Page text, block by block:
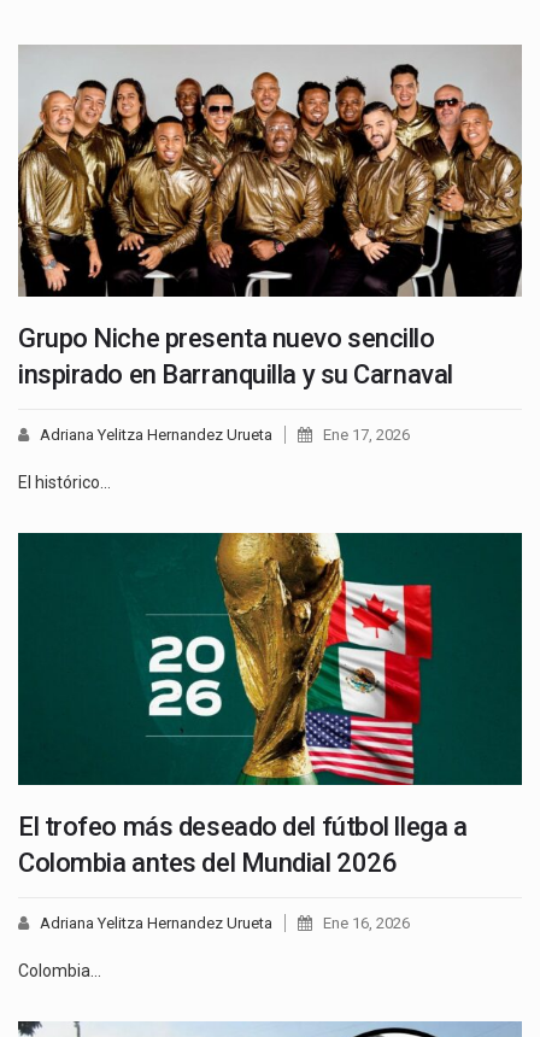
Grupo Niche presenta nuevo sencillo
inspirado en Barranquilla y su Carnaval
Adriana Yelitza Hernandez Urueta Ene 17, 2026
El histórico…
El trofeo más deseado del fútbol llega a
Colombia antes del Mundial 2026
Adriana Yelitza Hernandez Urueta Ene 16, 2026
Colombia…